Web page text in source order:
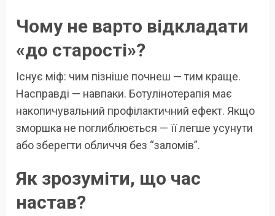
Чому не варто відкладати
«до старості»?
Існує міф: чим пізніше почнеш — тим краще.
Насправді — навпаки. Ботулінотерапія має
накопичувальний профілактичний ефект. Якщо
зморшка не поглиблюється — її легше усунути
або зберегти обличчя без “заломів”.
Як зрозуміти, що час
настав?